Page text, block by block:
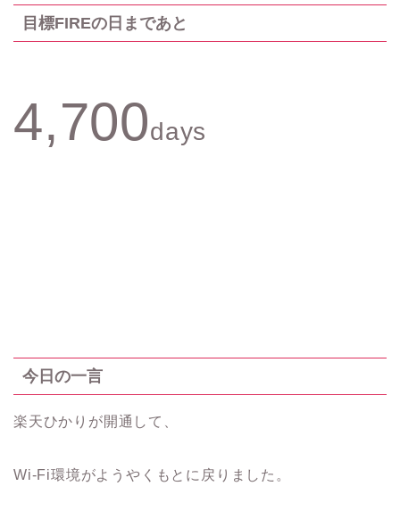
目標FIREの日まであと
4,700days
今日の一言
楽天ひかりが開通して、
Wi-Fi環境がようやくもとに戻りました。